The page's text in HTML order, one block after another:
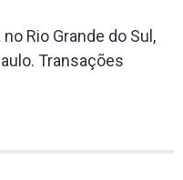
Rio Grande do Sul,
Transações